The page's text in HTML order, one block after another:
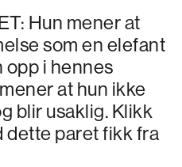
Hun mener at
som en elefant
opp i hennes
at hun ikke
blir usaklig. Klikk
dette paret fikk fra